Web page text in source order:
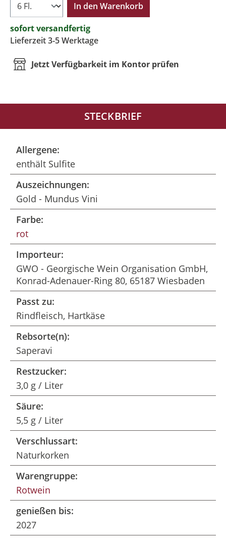
In den Warenkorb
sofort versandfertig
Lieferzeit 3-5 Werktage
Jetzt Verfügbarkeit im Kontor prüfen
STECKBRIEF
Allergene:
enthält Sulfite
Auszeichnungen:
Gold - Mundus Vini
Farbe:
rot
Importeur:
GWO - Georgische Wein Organisation GmbH,
Konrad-Adenauer-Ring 80, 65187 Wiesbaden
Passt zu:
Rindfleisch, Hartkäse
Rebsorte(n):
Saperavi
Restzucker:
3,0 g / Liter
Säure:
5,5 g / Liter
Verschlussart:
Naturkorken
Warengruppe:
Rotwein
genießen bis:
2027